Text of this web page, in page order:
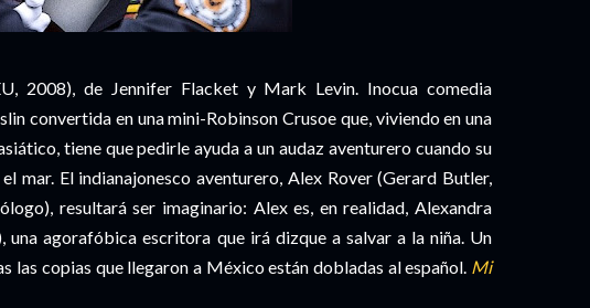
2008), de Jennifer Flacket y Mark Levin. Inocua comedia
convertida en una mini-Robinson Crusoe que, viviendo en una
tiene que pedirle ayuda a un audaz aventurero cuando su
mar. El indianajonesco aventurero, Alex Rover (Gerard Butler,
resultará ser imaginario: Alex es, en realidad, Alexandra
una agorafóbica escritora que irá dizque a salvar a la niña. Un
las copias que llegaron a México están dobladas al español. Mi